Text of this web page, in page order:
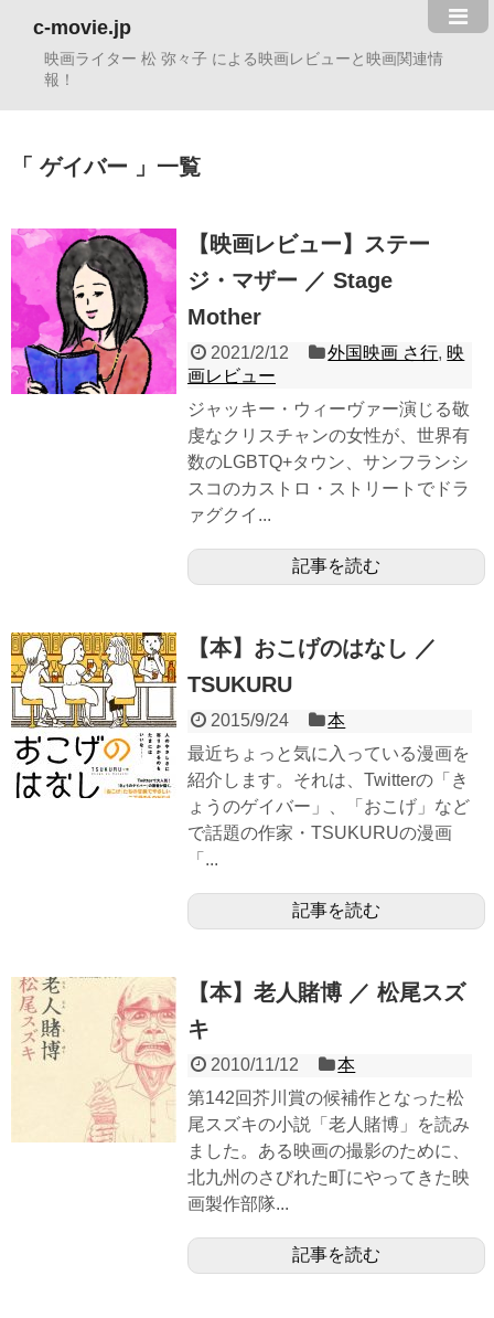
c-movie.jp
映画ライター 松 弥々子 による映画レビューと映画関連情
報！
ゲイバー 一覧
【映画レビュー】ステー
ジ・マザー ／ Stage
Mother
2021/2/12 外国映画 さ行, 映
画レビュー
ジャッキー・ウィーヴァー演じる敬
虔なクリスチャンの女性が、世界有
数のLGBTQ+タウン、サンフランシ
スコのカストロ・ストリートでドラ
ァグクイ...
記事を読む
【本】おこげのはなし ／
TSUKURU
2015/9/24
本
最近ちょっと気に入っている漫画を
紹介します。それは、Twitterの「き
ょうのゲイバー」、「おこげ」など
で話題の作家・TSUKURUの漫画
「...
記事を読む
【本】老人賭博 ／ 松尾スズ
キ
2010/11/12
本
第142回芥川賞の候補作となった松
尾スズキの小説「老人賭博」を読み
ました。ある映画の撮影のために、
北九州のさびれた町にやってきた映
画製作部隊...
記事を読む